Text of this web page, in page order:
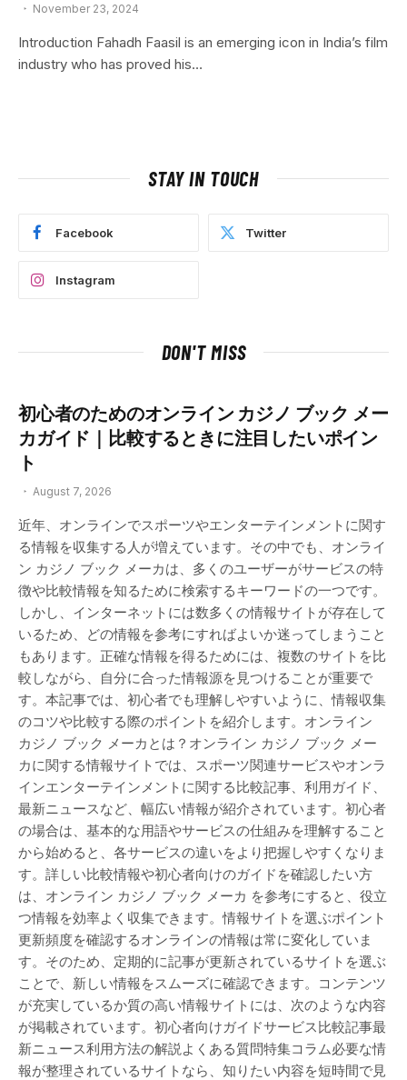
November 23, 2024
Introduction Fahadh Faasil is an emerging icon in India’s film
industry who has proved his…
STAY IN TOUCH
Facebook Twitter
Instagram
DON'T MISS
初心者のためのオンライン カジノ ブック メー
カガイド｜比較するときに注目したいポイン
ト
August 7, 2026
近年、オンラインでスポーツやエンターテインメントに関す
る情報を収集する人が増えています。その中でも、オンライ
ン カジノ ブック メーカは、多くのユーザーがサービスの特
徴や比較情報を知るために検索するキーワードの一つです。
しかし、インターネットには数多くの情報サイトが存在して
いるため、どの情報を参考にすればよいか迷ってしまうこと
もあります。正確な情報を得るためには、複数のサイトを比
較しながら、自分に合った情報源を見つけることが重要で
す。本記事では、初心者でも理解しやすいように、情報収集
のコツや比較する際のポイントを紹介します。オンライン
カジノ ブック メーカとは？オンライン カジノ ブック メー
カに関する情報サイトでは、スポーツ関連サービスやオンラ
インエンターテインメントに関する比較記事、利用ガイド、
最新ニュースなど、幅広い情報が紹介されています。初心者
の場合は、基本的な用語やサービスの仕組みを理解すること
から始めると、各サービスの違いをより把握しやすくなりま
す。詳しい比較情報や初心者向けのガイドを確認したい方
は、オンライン カジノ ブック メーカ を参考にすると、役立
つ情報を効率よく収集できます。情報サイトを選ぶポイント
更新頻度を確認するオンラインの情報は常に変化していま
す。そのため、定期的に記事が更新されているサイトを選ぶ
ことで、新しい情報をスムーズに確認できます。コンテンツ
が充実しているか質の高い情報サイトには、次のような内容
が掲載されています。初心者向けガイドサービス比較記事最
新ニュース利用方法の解説よくある質問特集コラム必要な情
報が整理されているサイトなら、知りたい内容を短時間で見